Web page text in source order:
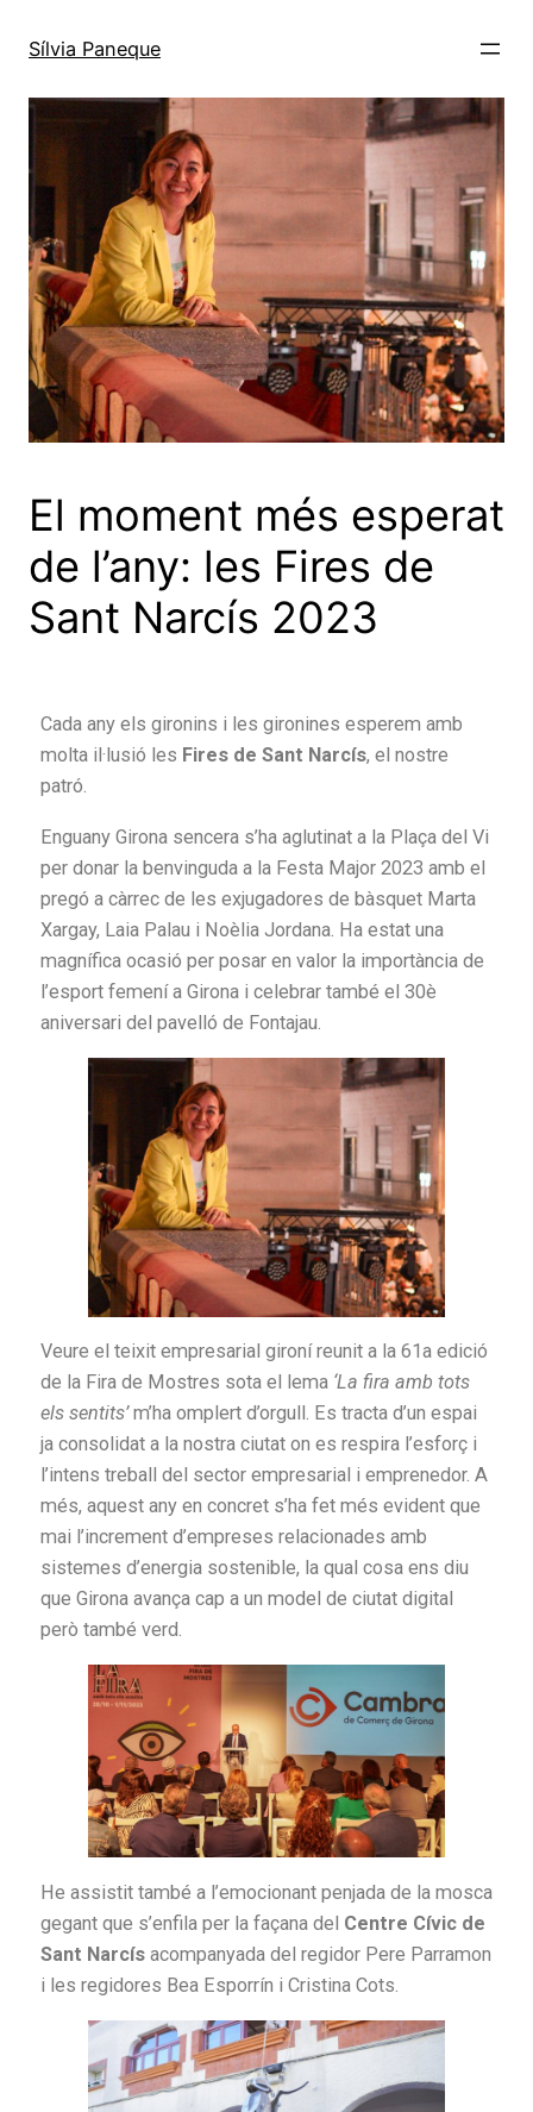
Sílvia Paneque
El moment més esperat
de l’any: les Fires de
Sant Narcís 2023
Cada any els gironins i les gironines esperem amb
molta il·lusió les Fires de Sant Narcís, el nostre
patró.
Enguany Girona sencera s’ha aglutinat a la Plaça del Vi
per donar la benvinguda a la Festa Major 2023 amb el
pregó a càrrec de les exjugadores de bàsquet Marta
Xargay, Laia Palau i Noèlia Jordana. Ha estat una
magnífica ocasió per posar en valor la importància de
l’esport femení a Girona i celebrar també el 30è
aniversari del pavelló de Fontajau.
Veure el teixit empresarial gironí reunit a la 61a edició
de la Fira de Mostres sota el lema ‘La fira amb tots
els sentits’m’ha omplert d’orgull. Es tracta d’un espai
ja consolidat a la nostra ciutat on es respira l’esforç i
l’intens treball del sector empresarial i emprenedor. A
més, aquest any en concret s’ha fet més evident que
mai l’increment d’empreses relacionades amb
sistemes d’energia sostenible, la qual cosa ens diu
que Girona avança cap a un model de ciutat digital
però també verd.
He assistit també a l’emocionant penjada de la mosca
gegant que s’enfila per la façana del Centre Cívic de
Sant Narcís acompanyada del regidor Pere Parramon
i les regidores Bea Esporrín i Cristina Cots.